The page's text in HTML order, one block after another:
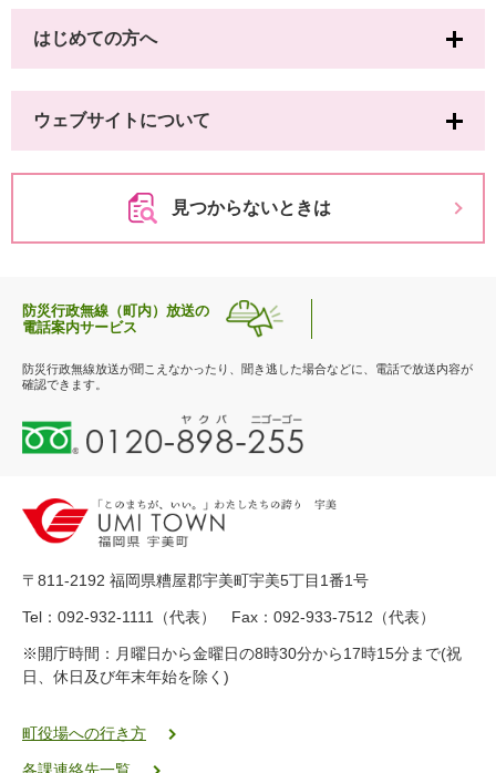
はじめての方へ
ウェブサイトについて
見つからないときは
防災行政無線（町内）放送の
電話案内サービス
防災行政無線放送が聞こえなかったり、聞き逃した場合などに、電話で放送内容が
確認できます。
0
1
-
8
-
5
5
ク
〒811-2192 福岡県糟屋郡宇美町宇美5丁目1番1号
Tel：092-932-1111（代表） Fax：092-933-7512（代表）
※開庁時間：月曜日から金曜日の8時30分から17時15分まで(祝
日、休日及び年末年始を除く)
町役場への行き方